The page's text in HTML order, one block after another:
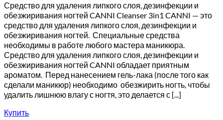
Средство для удаления липкого слоя, дезинфекции и
обезжиривания ногтей CANNI Cleanser 3in1 CANNI — это
средство для удаления липкого слоя, дезинфекции и
обезжиривания ногтей. Специальные средства
необходимы в работе любого мастера маникюра.
Средство для удаления липкого слоя, дезинфекции и
обезжиривания ногтей CANNI обладает приятным
ароматом. Перед нанесением гель-лака (после того как
сделали маникюр) необходимо обезжирить ногть, чтобы
удалить лишнюю влагу с ногтя, это делается с [...]
Купить